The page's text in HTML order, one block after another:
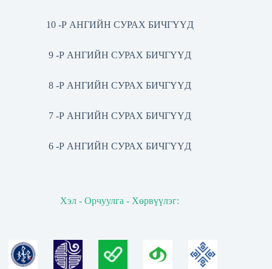
10 -Р АНГИЙН СУРАХ БИЧГҮҮД
9 -Р АНГИЙН СУРАХ БИЧГҮҮД
8 -Р АНГИЙН СУРАХ БИЧГҮҮД
7 -Р АНГИЙН СУРАХ БИЧГҮҮД
6 -Р АНГИЙН СУРАХ БИЧГҮҮД
Хэл - Орчуулга - Хөрвүүлэг: